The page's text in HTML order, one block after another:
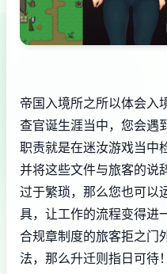
帝国入境所之所以体会入
查官诞生涯当中，您会遇
职责就是在迷汝游戏当中
并将这些文件与旅客的说
过于繁琐，那么您也可以
具，让工作的流程变得进
合规章制度的旅客拒之门
法，那么升迁则指日可待！